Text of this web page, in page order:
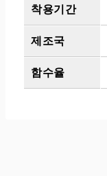
착용기간
제조국
함수율